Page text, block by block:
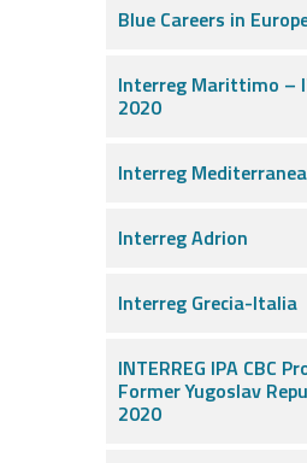
Blue Careers in
Interreg Marittimo –
2020
Interreg
Interreg Adrion
Interreg Grecia-Italia
INTERREG IPA CBC
Former Yugoslav
2020